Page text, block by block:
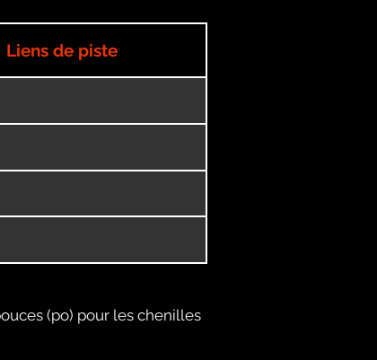
Liens de piste
(po) pour les chenilles